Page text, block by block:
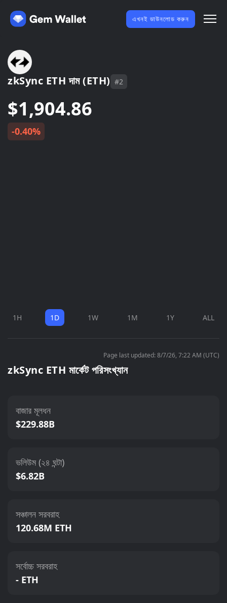
এখনই ডাউনলোড করুন
zkSync ETH দাম (ETH) #2
$1,904.86
-0.40%
1H 1D 1W 1M 1Y ALL
Page last updated: 8/7/26, 7:22 AM (UTC)
zkSync ETH মার্কেট পরিসংখ্যান
বাজার মূলধন
$229.88B
ভলিউম (২৪ ঘন্টা)
$6.82B
সঞ্চালন সরবরাহ
120.68M ETH
সর্বোচ্চ সরবরাহ
- ETH